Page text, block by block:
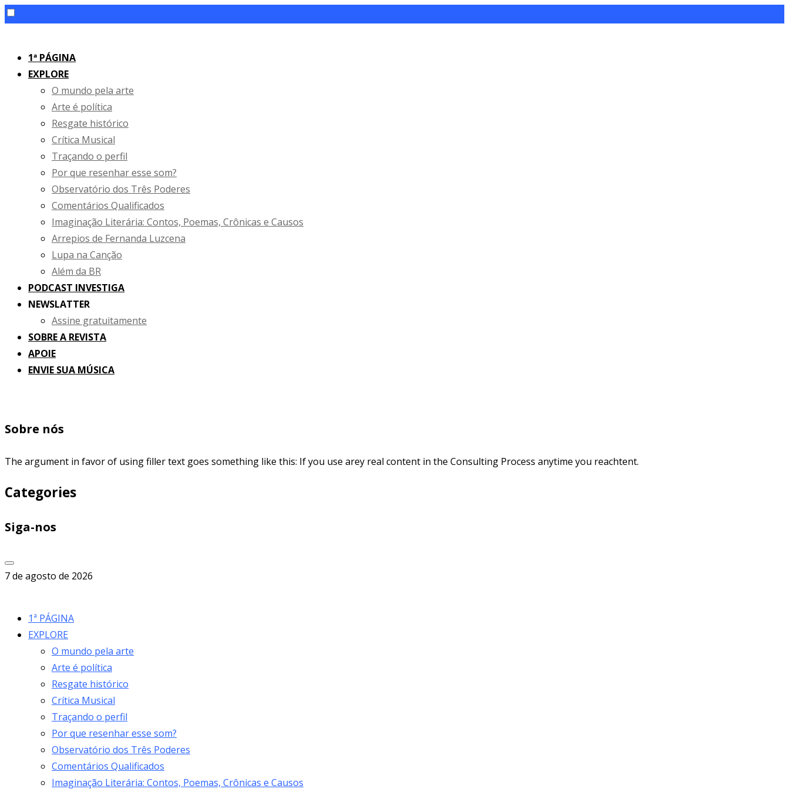
content1ª PÁGINA
EXPLORE
O mundo pela arte
Arte é política
Resgate histórico
Crítica Musical
Traçando o perfil
Por que resenhar esse som?
Observatório dos Três Poderes
Comentários Qualificados
Imaginação Literária: Contos, Poemas, Crônicas e Causos
Arrepios de Fernanda Luzcena
Lupa na Canção
Além da BR
PODCAST INVESTIGA
NEWSLATTER
Assine gratuitamente
SOBRE A REVISTA
APOIE
ENVIE SUA MÚSICA
Sobre nós
The argument in favor of using filler text goes something like this: If you use arey real content in the Consulting Process anytime you reachtent.
Categories
Siga-nos
7 de agosto de 2026
1ª PÁGINA
EXPLORE
O mundo pela arte
Arte é política
Resgate histórico
Crítica Musical
Traçando o perfil
Por que resenhar esse som?
Observatório dos Três Poderes
Comentários Qualificados
Imaginação Literária: Contos, Poemas, Crônicas e Causos